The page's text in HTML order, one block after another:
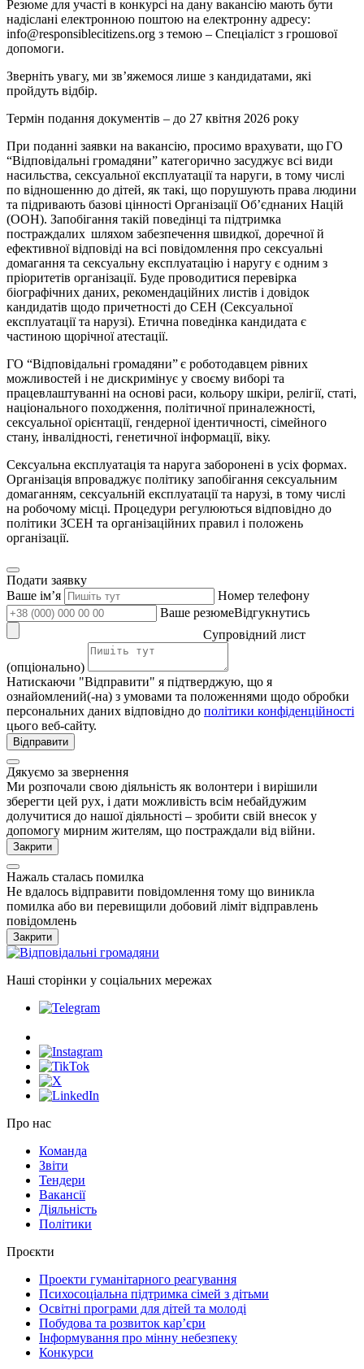
Резюме для участі в конкурсі на дану вакансію мають бути
надіслані електронною поштою на електронну адресу:
info@responsiblecitizens.org з темою – Спеціаліст з грошової
допомоги.
Зверніть увагу, ми зв’яжемося лише з кандидатами, які
пройдуть відбір.
Термін подання документів – до 27 квітня 2026 року
При поданні заявки на вакансію, просимо врахувати, що ГО
“Відповідальні громадяни” категорично засуджує всі види
насильства, сексуальної експлуатації та наруги, в тому числі
по відношенню до дітей, як такі, що порушують права людини
та підривають базові цінності Організації Об’єднаних Націй
(ООН). Запобігання такій поведінці та підтримка
постраждалих шляхом забезпечення швидкої, доречної й
ефективної відповіді на всі повідомлення про сексуальні
домагання та сексуальну експлуатацію і наругу є одним з
пріоритетів організації. Буде проводитися перевірка
біографічних даних, рекомендаційних листів і довідок
кандидатів щодо причетності до СЕН (Сексуальної
експлуатації та нарузі). Етична поведінка кандидата є
частиною щорічної атестації.
ГО “Відповідальні громадяни” є роботодавцем рівних
можливостей і не дискримінує у своєму виборі та
працевлаштуванні на основі раси, кольору шкіри, релігії, статі,
національного походження, політичної приналежності,
сексуальної орієнтації, гендерної ідентичності, сімейного
стану, інвалідності, генетичної інформації, віку.​
Сексуальна експлуатація та наруга заборонені в усіх формах.
Організація впроваджує політику запобігання сексуальним
домаганням, сексуальній експлуатації та нарузі, в тому числі
на робочому місці. Процедури регулюються відповідно до
політики ЗСЕН та організаційних правил і положень
організації.
Подати заявку
Ваше імʼя
Номер телефону
Ваше резюмеВідгукнутись
Супровідний лист
(опціонально)
Натискаючи "Відправити" я підтверджую, що я
ознайомлений(-на) з умовами та положеннями щодо обробки
персональних даних відповідно до політики конфіденційності
цього веб-сайту.
Відправити
Дякуємо за звернення
Ми розпочали свою діяльність як волонтери і вирішили
зберегти цей рух, і дати можливість всім небайдужим
долучитися до нашої діяльності – зробити свій внесок у
допомогу мирним жителям, що постраждали від війни.
Закрити
Нажаль сталась помилка
Не вдалось відправити повідомлення тому що виникла
помилка або ви перевищили добовий ліміт відправлень
повідомлень
Закрити
Наші сторінки у соціальних мережах
Про нас
Команда
Звіти
Тендери
Вакансії
Діяльність
Політики
Проєкти
Проекти гуманітарного реагування
Психосоціальна підтримка сімей з дітьми
Освітні програми для дітей та молоді
Побудова та розвиток кар’єри
Інформування про мінну небезпеку
Конкурси